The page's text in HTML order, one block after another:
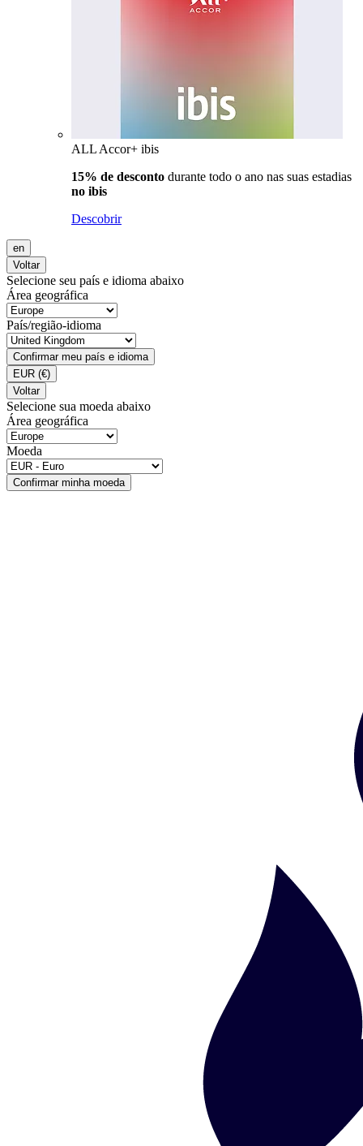
ALL Accor+ ibis
15% de desconto durante todo o ano nas suas estadias
no ibis
Descobrir
en
Voltar
Selecione seu país e idioma abaixo
Área geográfica
País/região-idioma
Confirmar meu país e idioma
EUR (€)
Voltar
Selecione sua moeda abaixo
Área geográfica
Moeda
Confirmar minha moeda